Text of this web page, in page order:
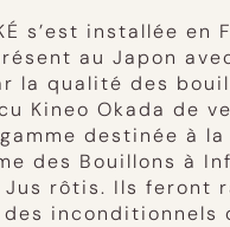
s’est installée
au Japon
la qualité des
Kineo Okada de
destinée à
des Bouillons à
Jus rôtis. Ils feront
inconditionnels